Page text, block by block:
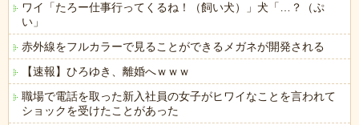
ワイ「たろー仕事行ってくるね！（飼い犬）」犬「…？（ぷ
い」
赤外線をフルカラーで見ることができるメガネが開発される
【速報】ひろゆき、離婚へｗｗｗ
職場で電話を取った新入社員の女子がヒワイなことを言われて
ショックを受けたことがあった